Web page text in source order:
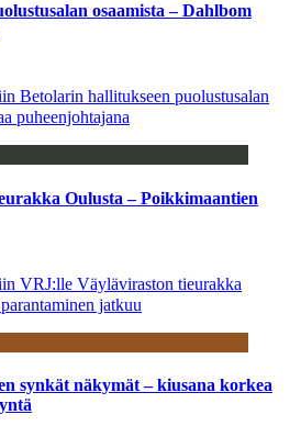
osaamista – Dahlbom
Betolarin hallitukseen puolustusalan
puheenjohtajana
Oulusta – Poikkimaantien
VRJ:lle Väyläviraston tieurakka
jatkuu
synkät näkymät – kiusana korkea